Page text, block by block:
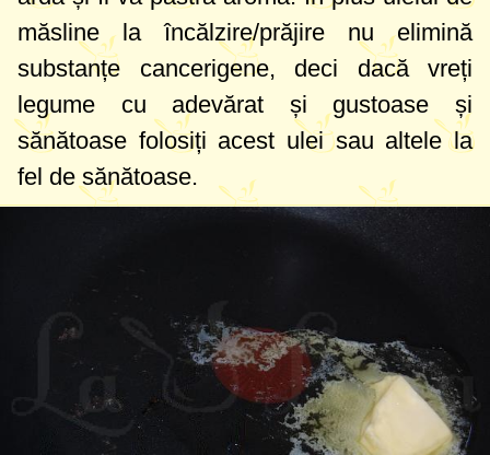
măsline la încălzire/prăjire nu elimină
substanțe cancerigene, deci dacă vreți
legume cu adevărat și gustoase și
sănătoase folosiți acest ulei sau altele la
fel de sănătoase.